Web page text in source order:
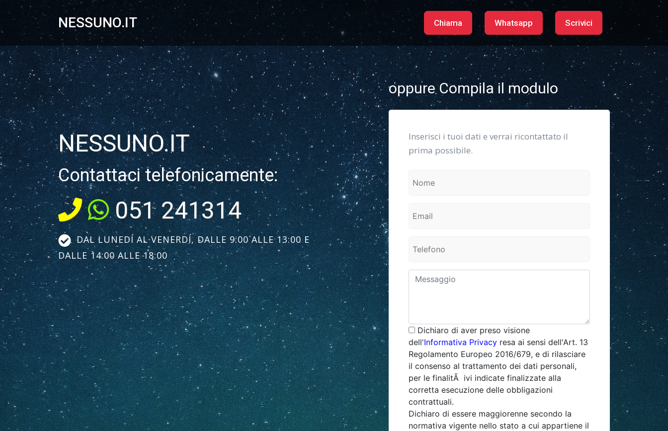
NESSUNO.IT Chiama Whatsapp Scrivici
NESSUNO.IT
Contattaci telefonicamente:
051 241314
DAL LUNEDÍ AL VENERDÍ, DALLE 9:00 ALLE 13:00 E
DALLE 14:00 ALLE 18:00
oppure Compila il modulo
Inserisci i tuoi dati e verrai ricontattato il
prima possibile.
Dichiaro di aver preso visione
dell'Informativa Privacy resa ai sensi dell'Art. 13
Regolamento Europeo 2016/679, e di rilasciare
il consenso al trattamento dei dati personali,
per le finalitÃ ivi indicate finalizzate alla
corretta esecuzione delle obbligazioni
contrattuali.
Dichiaro di essere maggiorenne secondo la
normativa vigente nello stato a cui appartiene il